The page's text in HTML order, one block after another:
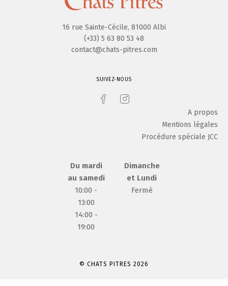
SUIVEZ-NOUS
16 rue Sainte-Cécile, 81000 Albi
(+33) 5 63 80 53 48
contact@chats-pitres.com
A propos
Mentions légales
Procédure spéciale JCC
Du mardi
au samedi
10:00 -
13:00
14:00 -
19:00
Dimanche
et Lundi
Fermé
© CHATS PITRES 2026